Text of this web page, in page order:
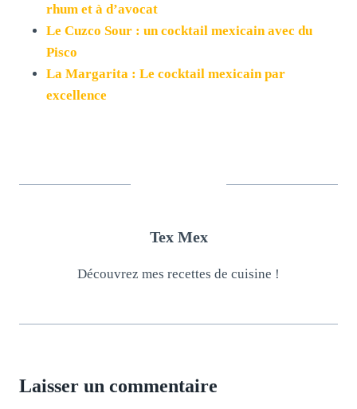
rhum et à d’avocat
Le Cuzco Sour : un cocktail mexicain avec du
Pisco
La Margarita : Le cocktail mexicain par
excellence
Tex Mex
Découvrez mes recettes de cuisine !
Laisser un commentaire